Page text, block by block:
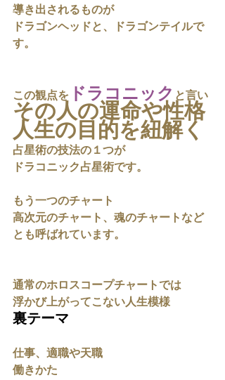
導き出されるものが
ドラゴンヘッドと、ドラゴンテイルで
す。
この観点を ドラコニック と言い
その人の運命や性格
人生の目的を紐解く
占星術の技法の１つが
ドラコニック占星術です。
もう一つのチャート
高次元のチャート、魂のチャートなど
とも呼ばれています。
通常のホロスコープチャートでは
浮かび上がってこない人生模様
裏テーマ
仕事、適職や天職
働きかた